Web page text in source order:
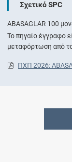
Σχετικό SPC
ABASAGLAR 100
Το πηγαίο έγγραφο
μεταφόρτωση από
ΠΧΠ 2026: